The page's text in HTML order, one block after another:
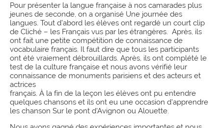
Pour présenter la langue française à nos camarades plus
jeunes de seconde, on a organisé Une journée des
langues. Tout d’abord les élèves ont regardé un court clip
de Cliché – les Français vus par les étrangères. Après, ils
ont fait une petite compétition de connaissance de
vocabulaire français. Il faut dire que tous les participants
ont été vraiement débrouillards. Après, ils ont complété le
test de la culture française et nous avons vérifié leur
connaissance de monuments parisiens et des acteurs et
actrices
français. À la fin de la leçon les élèves ont pu entendre
quelques chansons et ils ont eu une occasion d'apprendre
les chanson Sur le pont d'Avignon ou Alouette.